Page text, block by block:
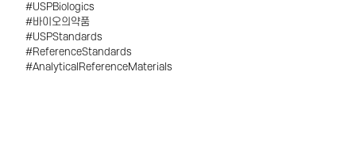
#USPBiologics
#바이오의약품
#USPStandards
#ReferenceStandards
#AnalyticalReferenceMaterials